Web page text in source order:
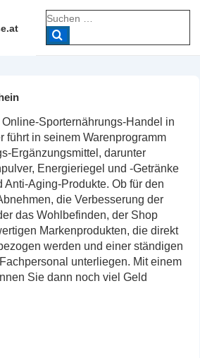
Suche
nach:
Sporternährungs-Handel in
führt in seinem Warenprogramm
Ergänzungsmittel, darunter
Energieriegel und -Getränke
Anti-Aging-Produkte. Ob für den
die Verbesserung der
das Wohlbefinden, der Shop
Markenprodukten, die direkt
werden und einer ständigen
unterliegen. Mit einem
Sie dann noch viel Geld